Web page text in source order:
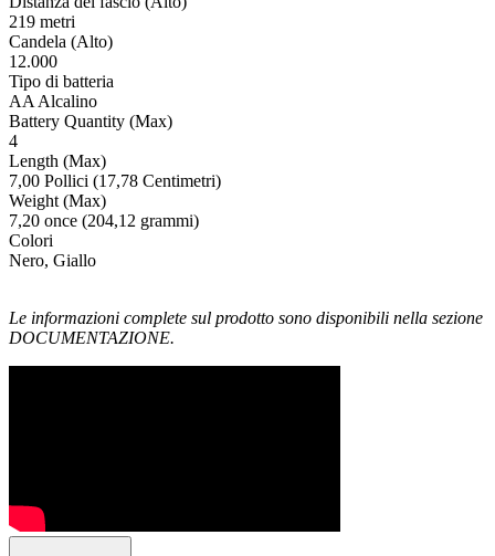
219 metri
Candela (Alto)
12.000
Tipo di batteria
AA Alcalino
Battery Quantity (Max)
4
Length (Max)
7,00 Pollici (17,78 Centimetri)
Weight (Max)
7,20 once (204,12 grammi)
Colori
Nero, Giallo
Le informazioni complete sul prodotto sono disponibili nella sezione
DOCUMENTAZIONE.